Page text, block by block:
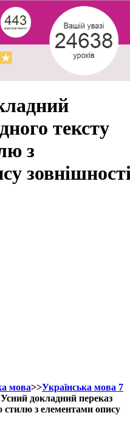
тексту
з
мова>>Українська мова 7
докладний переказ
стилю з елементами опису